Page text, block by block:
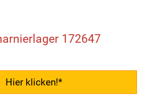
172647
Hier klicken!*